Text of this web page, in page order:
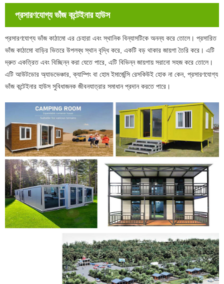
প্রসারণযোগ্য ভাঁজ কন্টেইনার হাউস
প্রসারণযোগ্য ভাঁজ কাঠামো এর চেহারা এবং স্থানিক বিন্যাসটিকে অনন্য করে তোলে। প্রসারিত
ভাঁজ কাঠামো বাড়ির ভিতরে উপলব্ধ স্থান বৃদ্ধি করে, একটি বড় থাকার জায়গা তৈরি করে। এটি
দ্রুত একত্রিত এবং বিচ্ছিন্ন করা যেতে পারে, এটি বিভিন্ন জায়গায় সরানো সহজ করে তোলে।
এটি আউটডোর অ্যাডভেঞ্চার, ক্যাম্পিং বা হোম ইমার্জেন্সি রেসকিউই হোক না কেন, প্রসারণযোগ্য
ভাঁজ কন্টেইনার হাউস সুবিধাজনক জীবনযাত্রার সমাধান প্রদান করতে পারে।